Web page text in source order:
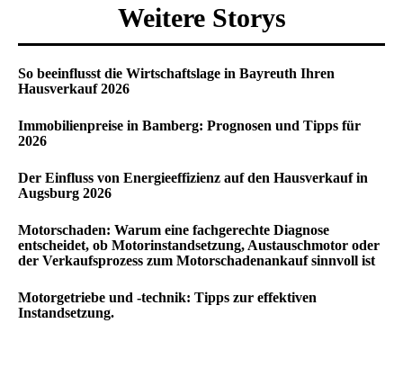
Weitere Storys
So beeinflusst die Wirtschaftslage in Bayreuth Ihren
Hausverkauf 2026
Immobilienpreise in Bamberg: Prognosen und Tipps für
2026
Der Einfluss von Energieeffizienz auf den Hausverkauf in
Augsburg 2026
Motorschaden: Warum eine fachgerechte Diagnose
entscheidet, ob Motorinstandsetzung, Austauschmotor oder
der Verkaufsprozess zum Motorschadenankauf sinnvoll ist
Motorgetriebe und -technik: Tipps zur effektiven
Instandsetzung.